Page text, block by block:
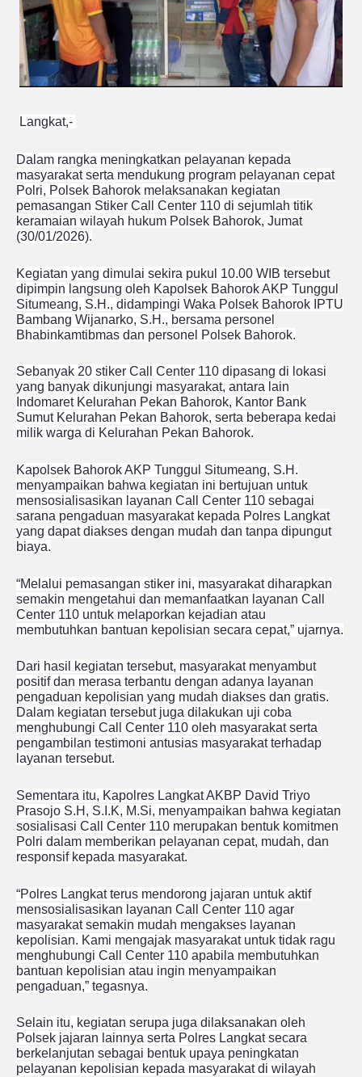
Langkat,-
Dalam rangka meningkatkan pelayanan kepada
masyarakat serta mendukung program pelayanan cepat
Polri, Polsek Bahorok melaksanakan kegiatan
pemasangan Stiker Call Center 110 di sejumlah titik
keramaian wilayah hukum Polsek Bahorok, Jumat
(30/01/2026).
Kegiatan yang dimulai sekira pukul 10.00 WIB tersebut
dipimpin langsung oleh Kapolsek Bahorok AKP Tunggul
Situmeang, S.H., didampingi Waka Polsek Bahorok IPTU
Bambang Wijanarko, S.H., bersama personel
Bhabinkamtibmas dan personel Polsek Bahorok.
Sebanyak 20 stiker Call Center 110 dipasang di lokasi
yang banyak dikunjungi masyarakat, antara lain
Indomaret Kelurahan Pekan Bahorok, Kantor Bank
Sumut Kelurahan Pekan Bahorok, serta beberapa kedai
milik warga di Kelurahan Pekan Bahorok.
Kapolsek Bahorok AKP Tunggul Situmeang, S.H.
menyampaikan bahwa kegiatan ini bertujuan untuk
mensosialisasikan layanan Call Center 110 sebagai
sarana pengaduan masyarakat kepada Polres Langkat
yang dapat diakses dengan mudah dan tanpa dipungut
biaya.
“Melalui pemasangan stiker ini, masyarakat diharapkan
semakin mengetahui dan memanfaatkan layanan Call
Center 110 untuk melaporkan kejadian atau
membutuhkan bantuan kepolisian secara cepat,” ujarnya.
Dari hasil kegiatan tersebut, masyarakat menyambut
positif dan merasa terbantu dengan adanya layanan
pengaduan kepolisian yang mudah diakses dan gratis.
Dalam kegiatan tersebut juga dilakukan uji coba
menghubungi Call Center 110 oleh masyarakat serta
pengambilan testimoni antusias masyarakat terhadap
layanan tersebut.
Sementara itu, Kapolres Langkat AKBP David Triyo
Prasojo S.H, S.I.K, M.Si, menyampaikan bahwa kegiatan
sosialisasi Call Center 110 merupakan bentuk komitmen
Polri dalam memberikan pelayanan cepat, mudah, dan
responsif kepada masyarakat.
“Polres Langkat terus mendorong jajaran untuk aktif
mensosialisasikan layanan Call Center 110 agar
masyarakat semakin mudah mengakses layanan
kepolisian. Kami mengajak masyarakat untuk tidak ragu
menghubungi Call Center 110 apabila membutuhkan
bantuan kepolisian atau ingin menyampaikan
pengaduan,” tegasnya.
Selain itu, kegiatan serupa juga dilaksanakan oleh
Polsek jajaran lainnya serta Polres Langkat secara
berkelanjutan sebagai bentuk upaya peningkatan
pelayanan kepolisian kepada masyarakat di wilayah